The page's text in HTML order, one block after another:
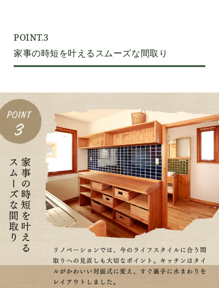
POINT.3
家事の時短を叶えるスムーズな間取り